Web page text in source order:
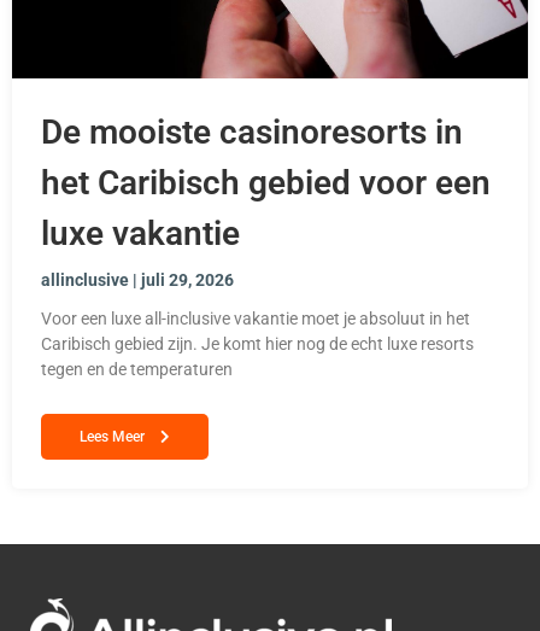
De mooiste casinoresorts in
het Caribisch gebied voor een
luxe vakantie
allinclusive
juli 29, 2026
Voor een luxe all-inclusive vakantie moet je absoluut in het
Caribisch gebied zijn. Je komt hier nog de echt luxe resorts
tegen en de temperaturen
Lees Meer